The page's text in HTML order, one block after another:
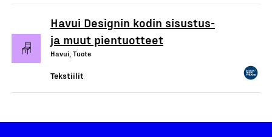
Havui Designin kodin sisustus-
ja muut pientuotteet
Havui, Tuote
Tekstiilit